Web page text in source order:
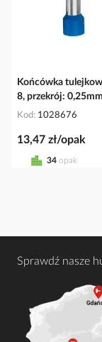
Końcówka
8, przekrój:
Kod 1028676
13,47 zł/opak
34 opak
Sprawdź nasze